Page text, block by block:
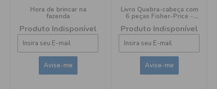
Hora de brincar na
fazenda
Produto Indisponível
Livro Quebra-cabeça com
6 peças Fisher-Price -
Produto Indisponível